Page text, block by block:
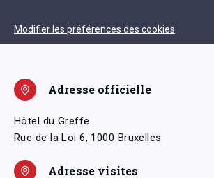
Modifier les préférences des cookies
Adresse officielle
Hôtel du Greffe
Rue de la Loi 6, 1000 Bruxelles
Adresse visites